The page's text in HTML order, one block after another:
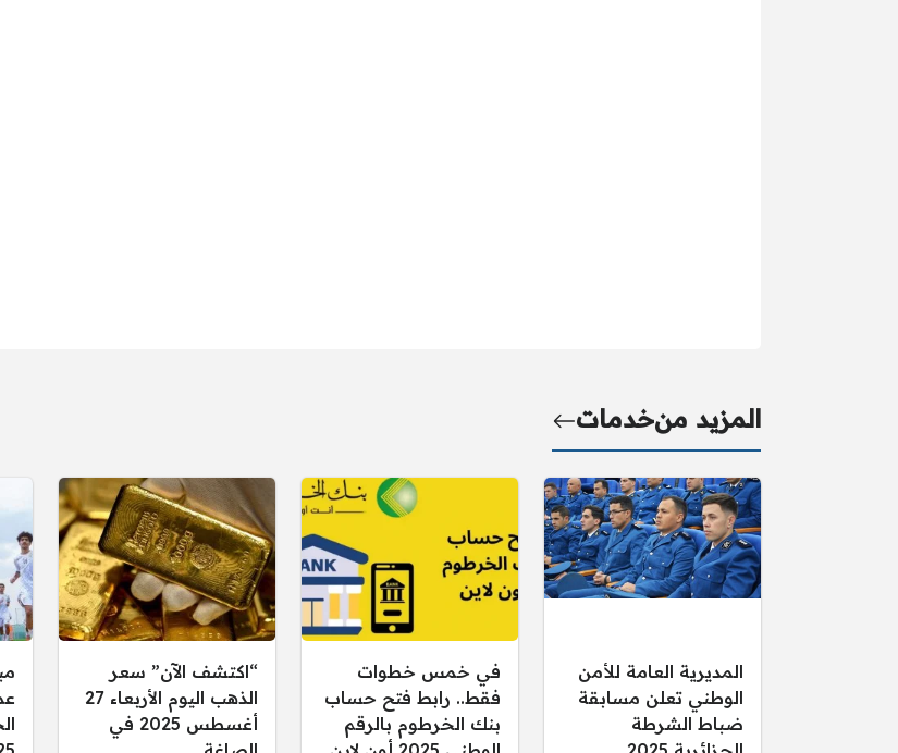
المزيد منخدمات
المديرية العامة للأمن
الوطني تعلن مسابقة
ضباط الشرطة
في خمس خطوات
فقط.. رابط فتح حساب
بنك الخرطوم بالرقم
“اكتشف الآن” سعر
الذهب اليوم الأربعاء 27
أغسطس 2025 في